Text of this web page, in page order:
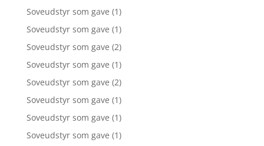
Soveudstyr som gave (1)
Soveudstyr som gave (1)
Soveudstyr som gave (2)
Soveudstyr som gave (1)
Soveudstyr som gave (2)
Soveudstyr som gave (1)
Soveudstyr som gave (1)
Soveudstyr som gave (1)